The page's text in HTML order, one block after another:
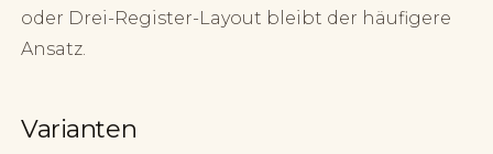
oder Drei-Register-Layout bleibt der häufigere
Ansatz.
Varianten